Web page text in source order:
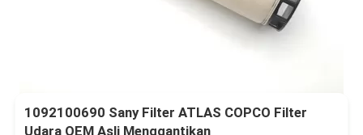
1092100690 Sany Filter ATLAS COPCO Filter
Udara OEM Asli Menggantikan